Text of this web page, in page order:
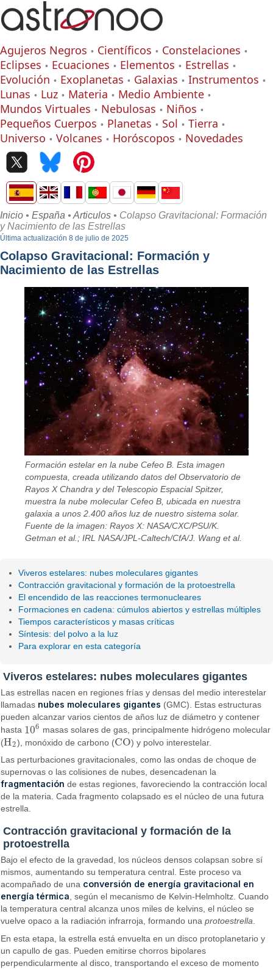
Agujeros Negros Científicos
Constelaciones
Eclipses
Ecuaciones Elementos
Estrellas
Evolución
Exoplanetas Galaxias
Instrumentos
Lunas
Luz Materia
Medio Ambiente
Mundos Virtuales
Nebulosas
Niños
Pequeños Cuerpos
Planetas Sol
Tierra
Universo
Volcanes Horóscopos Novedades
Inicio • España • Articulos • Colapso Gravitacional: Formación
y Nacimiento de las Estrellas
Última actualización 8 de julio de 2025
Colapso Gravitacional: Formación y
Nacimiento de las Estrellas
Formación estelar en la nube Cefeo B. Esta imagen
compuesta, creada utilizando datos del Observatorio de
Rayos X Chandra y del Telescopio Espacial Spitzer,
muestra la nube molecular Cefeo B, ubicada en nuestra
galaxia a unos 2.400 años luz de nuestro sistema solar.
Fuente de la imagen: Rayos X: NASA/CXC/PSU/K.
Getman et al.; IRL NASA/JPL-Caltech/CfA/J. Wang et al.
Viveros estelares: nubes moleculares gigantes
Contracción gravitacional y formación de la protoestrella
El encendido de las reacciones termonucleares
Formaciones en cadena: cúmulos abiertos y estrellas múltiples
Tiempos característicos y masas críticas
Síntesis: del polvo a la luz
Para explorar en esta categoría
Viveros estelares: nubes moleculares gigantes
Las estrellas nacen en regiones frías y densas del medio interestelar
llamadas nubes moleculares gigantes (GMC). Estas estructuras
pueden alcanzar varios cientos de años luz de diámetro y contener
hasta 106
106 masas solares de gas, principalmente hidrógeno molecular
(H2
H2 ), monóxido de carbono (CO
CO ) y polvo interestelar.
Las perturbaciones gravitacionales, como las ondas de choque de
supernovas o las colisiones de nubes, desencadenan la
fragmentación de estas regiones, favoreciendo la contracción local
de la materia. Cada fragmento colapsado es el núcleo de una futura
estrella.
Contracción gravitacional y formación de la
protoestrella
Bajo el efecto de la gravedad, los núcleos densos colapsan sobre sí
mismos, aumentando su temperatura central. Este proceso va
acompañado de una conversión de energía gravitacional en
energía térmica, según el mecanismo de Kelvin-Helmholtz. Cuando
la temperatura central alcanza unos miles de kelvins, el núcleo se
vuelve opaco a la radiación infrarroja, formando unaprotoestrella.
En esta etapa, la estrella está envuelta en un disco protoplanetario y
un capullo de gas. Pueden emitirse chorros bipolares
perpendicularmente al disco, transportando el exceso de momento